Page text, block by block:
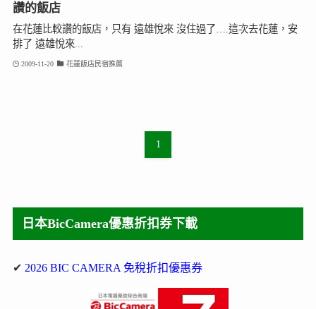
讚的飯店
在花蓮比較讚的飯店，只有 遠雄悅來 沒住過了….這次去花蓮，安
排了 遠雄悅來...
2009-11-20 花蓮飯店民宿推薦
1
日本BicCamera優惠折扣券下載
✔ 2026 BIC CAMERA 免稅折扣優惠券